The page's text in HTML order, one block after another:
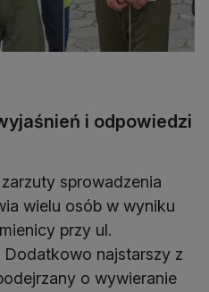
i odpowiedzi
sprowadzenia
wielu osób w wyniku
przy ul.
Dodatkowo najstarszy z
o wywieranie